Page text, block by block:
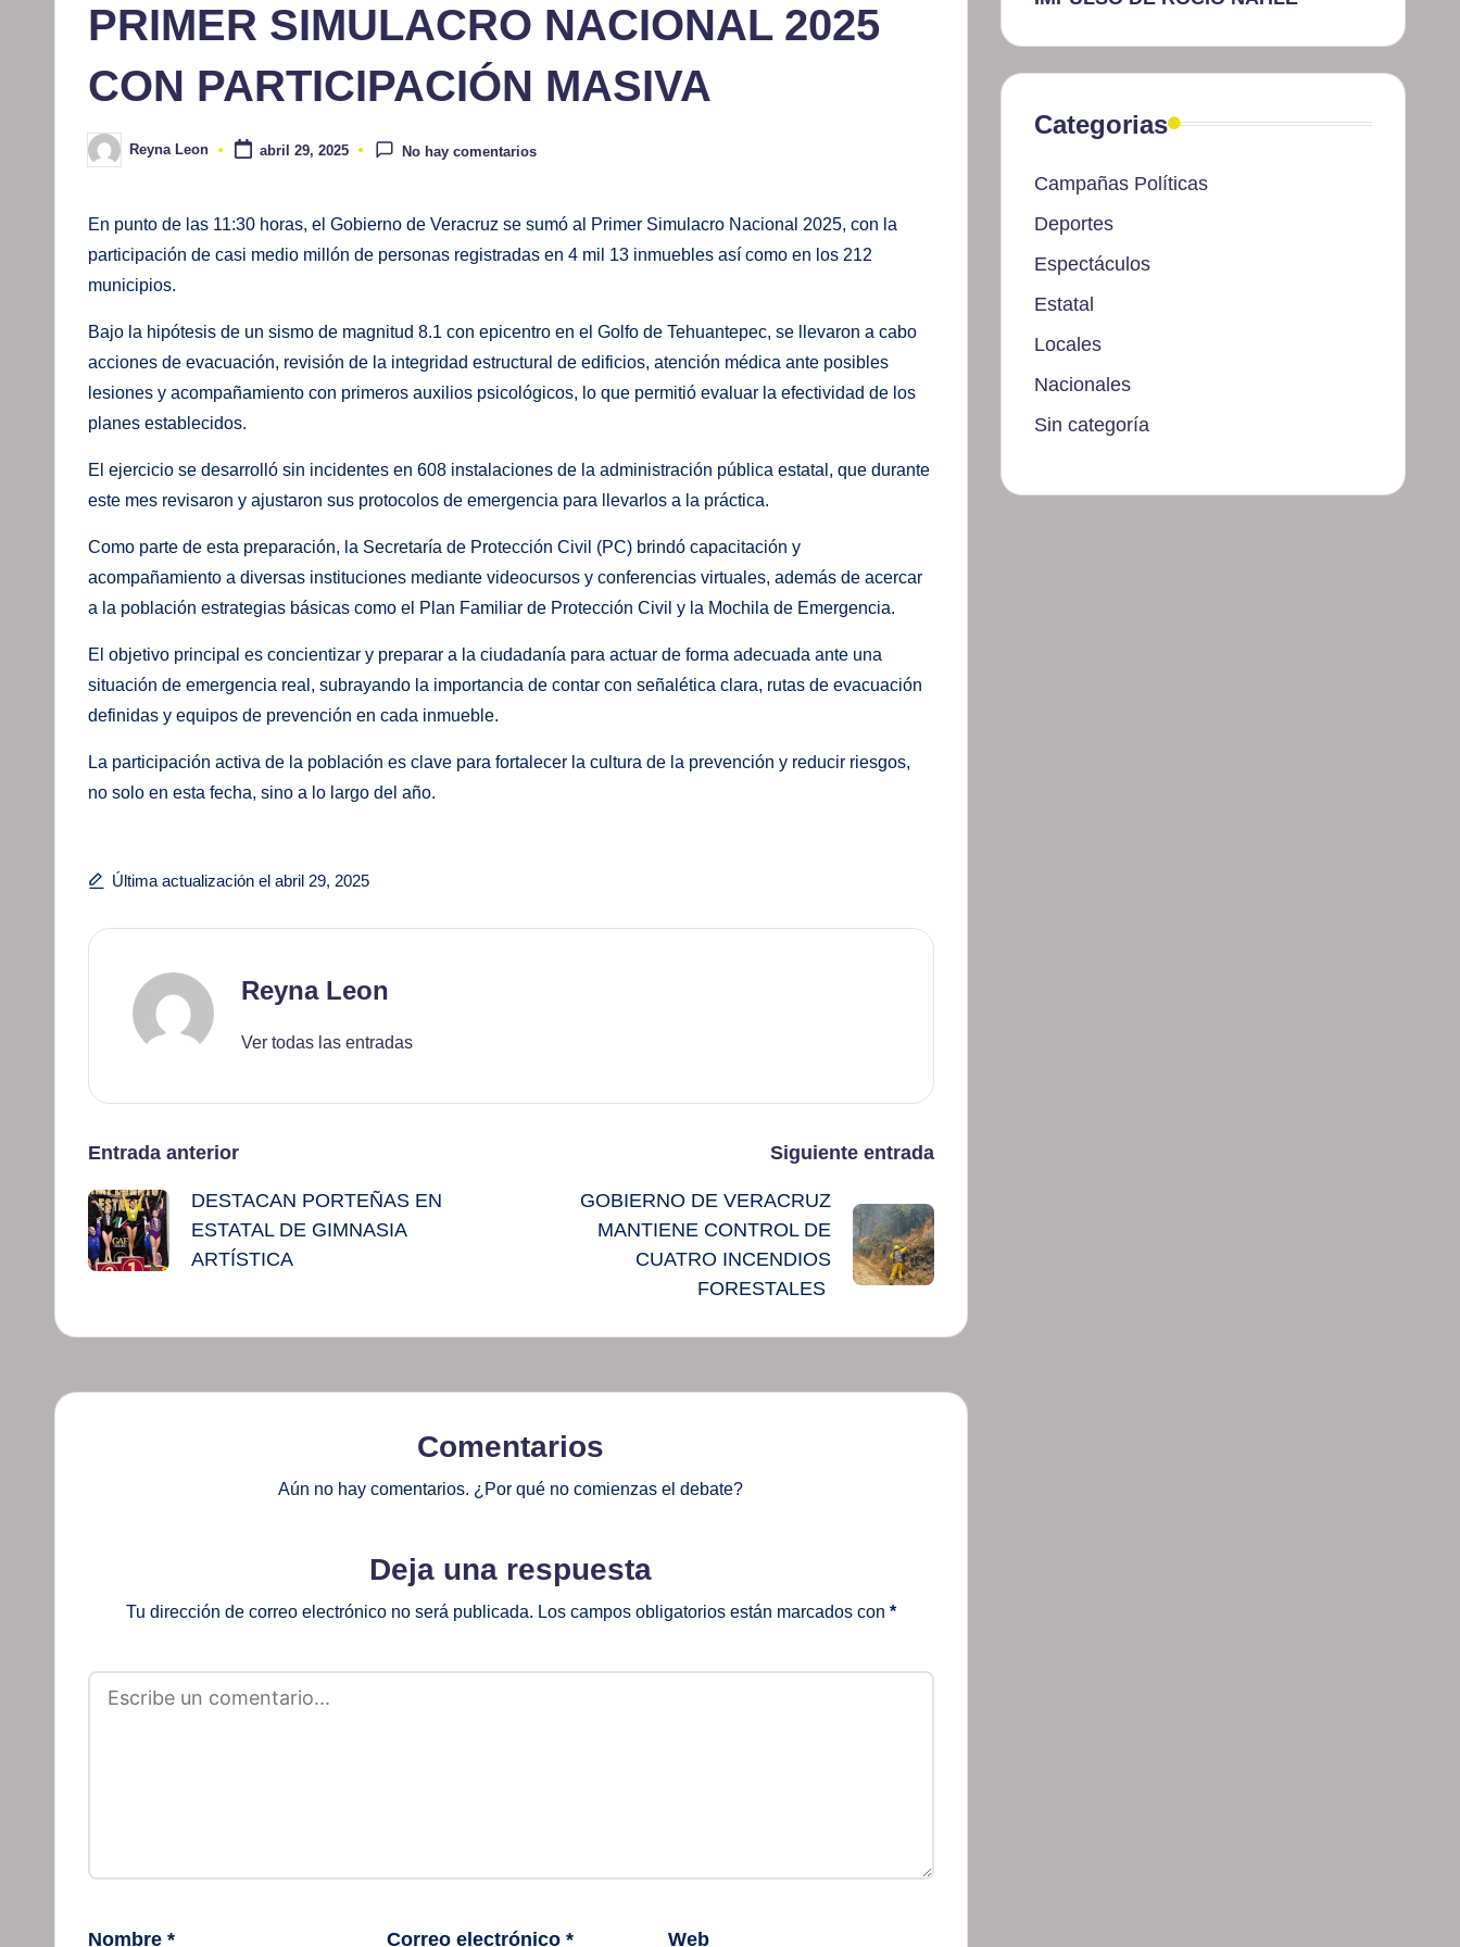
PRIMER SIMULACRO NACIONAL 2025
CON PARTICIPACIÓN MASIVA
Publicado
por
Reyna Leon abril 29, 2025 No hay comentarios
En punto de las 11:30 horas, el Gobierno de Veracruz se sumó al Primer Simulacro Nacional 2025, con la
participación de casi medio millón de personas registradas en 4 mil 13 inmuebles así como en los 212
municipios.
Bajo la hipótesis de un sismo de magnitud 8.1 con epicentro en el Golfo de Tehuantepec, se llevaron a cabo
acciones de evacuación, revisión de la integridad estructural de edificios, atención médica ante posibles
lesiones y acompañamiento con primeros auxilios psicológicos, lo que permitió evaluar la efectividad de los
planes establecidos.
El ejercicio se desarrolló sin incidentes en 608 instalaciones de la administración pública estatal, que durante
este mes revisaron y ajustaron sus protocolos de emergencia para llevarlos a la práctica.
Como parte de esta preparación, la Secretaría de Protección Civil (PC) brindó capacitación y
acompañamiento a diversas instituciones mediante videocursos y conferencias virtuales, además de acercar
a la población estrategias básicas como el Plan Familiar de Protección Civil y la Mochila de Emergencia.
El objetivo principal es concientizar y preparar a la ciudadanía para actuar de forma adecuada ante una
situación de emergencia real, subrayando la importancia de contar con señalética clara, rutas de evacuación
definidas y equipos de prevención en cada inmueble.
La participación activa de la población es clave para fortalecer la cultura de la prevención y reducir riesgos,
no solo en esta fecha, sino a lo largo del año.
Última actualización el abril 29, 2025
Reyna Leon
Ver todas las entradas
Navegación
de
entradas
Entrada anterior
DESTACAN PORTEÑAS EN
ESTATAL DE GIMNASIA
ARTÍSTICA
Siguiente entrada
GOBIERNO DE VERACRUZ
MANTIENE CONTROL DE
CUATRO INCENDIOS
FORESTALES
Comentarios
Aún no hay comentarios. ¿Por qué no comienzas el debate?
Deja una respuesta
Tu dirección de correo electrónico no será publicada. Los campos obligatorios están marcados con *
Nombre * Correo electrónico * Web
Categorias
Campañas Políticas
Deportes
Espectáculos
Estatal
Locales
Nacionales
Sin categoría